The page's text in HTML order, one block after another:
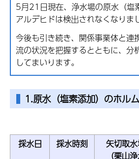
5月21日現在、浄水場の原水（塩
アルデヒドは検出されなくなりま
今後も引き続き、関係事業体と連
流の状況を把握するとともに、分
してまいります。
1.原水（塩素添加）のホル
採水日
採水時刻
矢切取
（栗山